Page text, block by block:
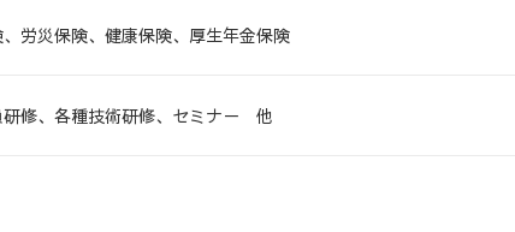
労災保険、健康保険、厚生年金保険
研修、各種技術研修、セミナ－ 他